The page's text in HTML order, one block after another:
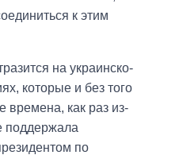
к этим
на украинско-
которые и без того
времена, как раз из-
поддержала
по